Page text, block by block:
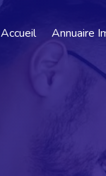
Accueil Annuaire